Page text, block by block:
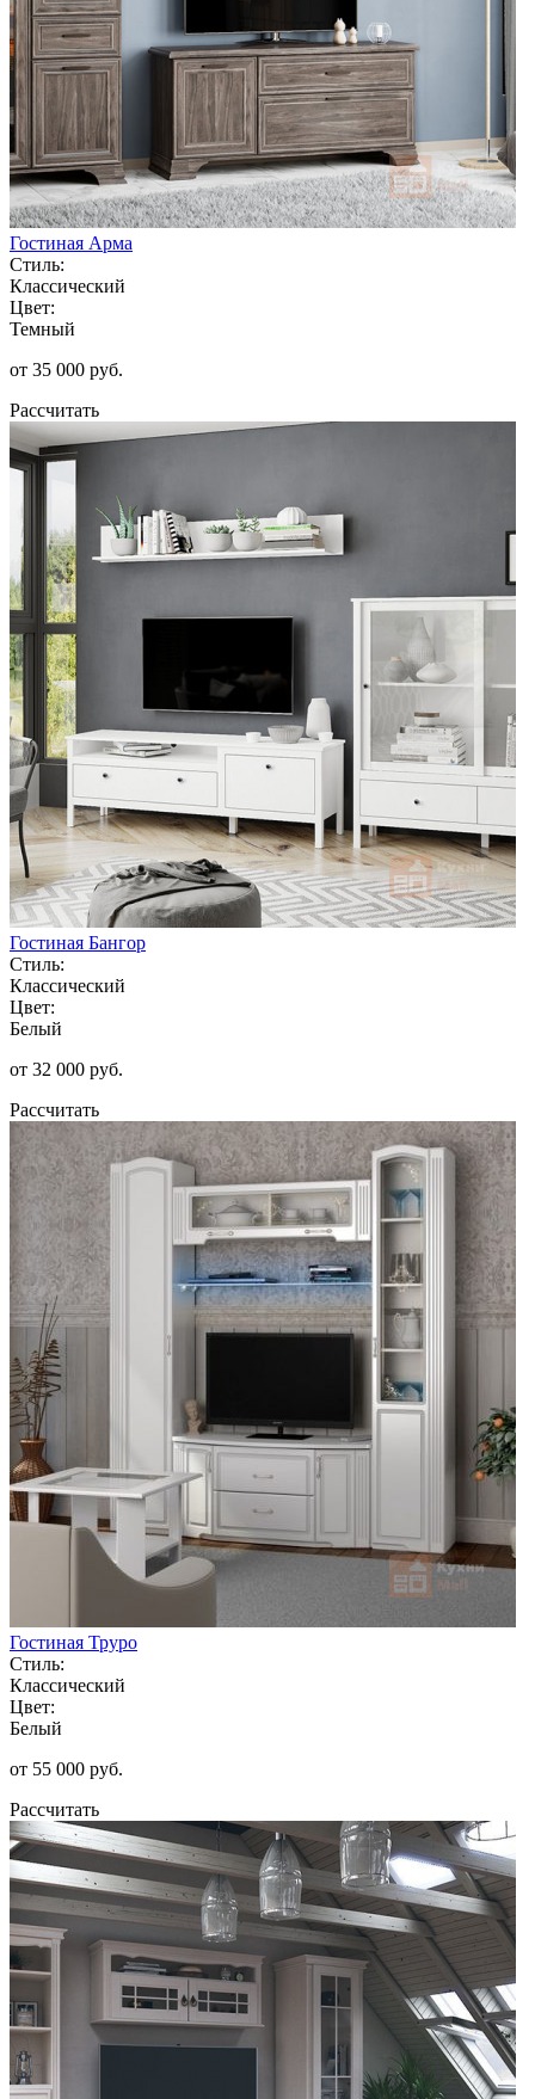
Гостиная Арма
Стиль:
Классический
Цвет:
Темный
от 35 000 руб.
Рассчитать
Гостиная Бангор
Стиль:
Классический
Цвет:
Белый
от 32 000 руб.
Рассчитать
Гостиная Труро
Стиль:
Классический
Цвет:
Белый
от 55 000 руб.
Рассчитать